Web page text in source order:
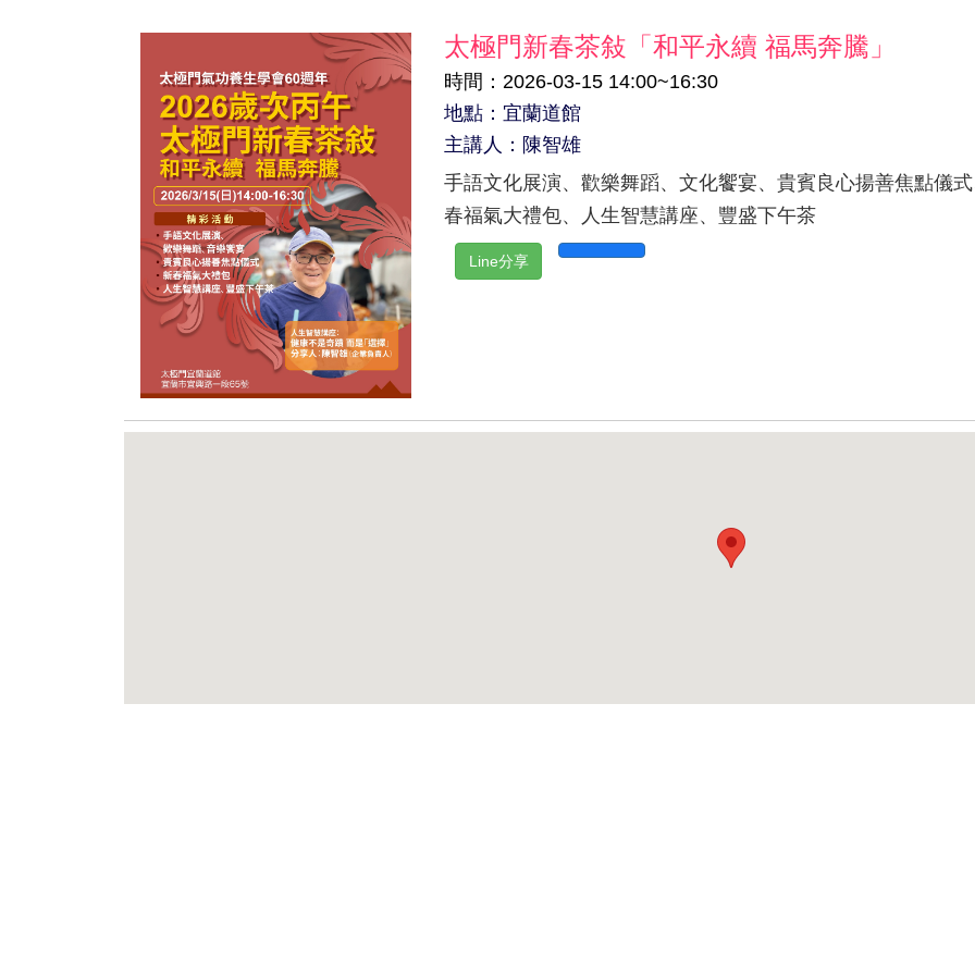
太極門新春茶敍「和平永續 福馬奔騰」
時間：2026-03-15 14:00~16:30
地點：宜蘭道館
主講人：陳智雄
手語文化展演、歡樂舞蹈、文化饗宴、貴賓良心揚善焦點儀
春福氣大禮包、人生智慧講座、豐盛下午茶
Line分享